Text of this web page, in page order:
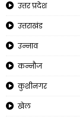
उत्तर प्रदेश
उत्तराखंड
उन्नाव
कन्नौज
कुशीनगर
खेल